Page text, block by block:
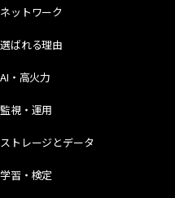
ネットワーク
選ばれる理由
AI・高火力
監視・運用
ストレージとデータ
学習・検定